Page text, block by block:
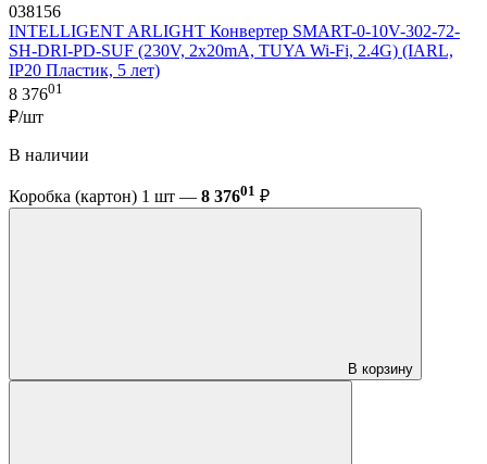
038156
INTELLIGENT ARLIGHT Конвертер SMART-0-10V-302-72-
SH-DRI-PD-SUF (230V, 2x20mA, TUYA Wi-Fi, 2.4G) (IARL,
IP20 Пластик, 5 лет)
8 37601
₽/шт
В наличии
Коробка (картон) 1 шт — 8 37601 ₽
В корзину